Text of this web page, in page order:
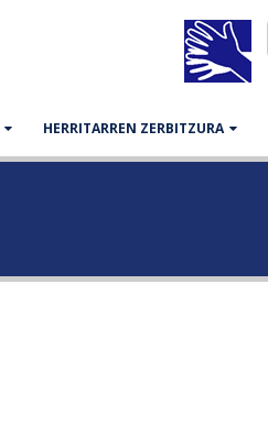
HERRITARREN ZERBITZURA